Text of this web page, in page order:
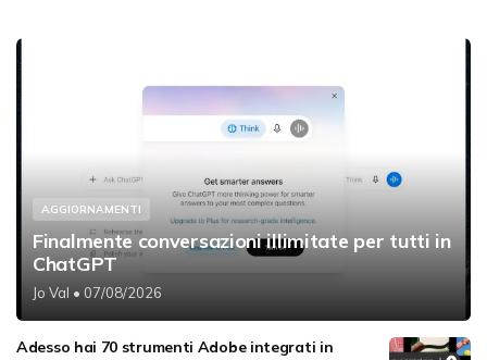
AGGIORNAMENTI
Finalmente conversazioni illimitate per tutti in
ChatGPT
Jo Val • 07/08/2026
Adesso hai 70 strumenti Adobe integrati in